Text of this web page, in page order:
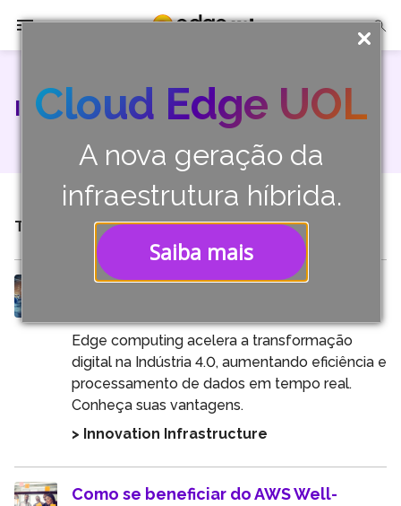
Cloud Edge UOL
A nova geração da
infraestrutura híbrida.
Saiba mais
Soluções
Tech Insights
Contato
INNOVATION INFRASTRUCTURE
TODOS OS RESULTADOSMostrando 1 - 1 de 6
Edge Computing acelera a
Edge computing acelera a transformação
digital na Indústria 4.0, aumentando eficiência e
processamento de dados em tempo real.
Conheça suas vantagens.
> Innovation Infrastructure
Como se beneficiar do AWS Well-